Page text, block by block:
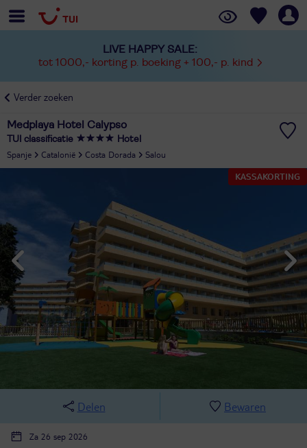
LIVE HAPPY SALE:
tot 1000,- korting p. boeking + 100,- p. kind
Verder zoeken
Medplaya Hotel Calypso
TUI classificatie Hotel
Spanje Catalonië Costa Dorada
Salou
KASSAKORTING
Delen Bewaren
Za 26 sep 2026